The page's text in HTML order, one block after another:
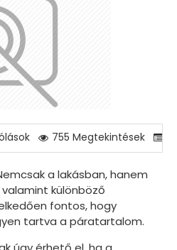
755 Megtekintések
a lakásban, hanem
különböző
fontos, hogy
tartva a páratartalom.